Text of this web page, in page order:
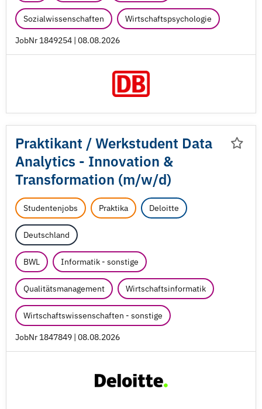
Sozialwissenschaften Wirtschaftspsychologie
JobNr 1849254 | 08.08.2026
Praktikant /Werkstudent Data
Analytics - Innovation &
Transformation (m/w/d)
Studentenjobs Praktika Deloitte
Deutschland
BWL Informatik - sonstige
Qualitätsmanagement Wirtschaftsinformatik
Wirtschaftswissenschaften - sonstige
JobNr 1847849 | 08.08.2026